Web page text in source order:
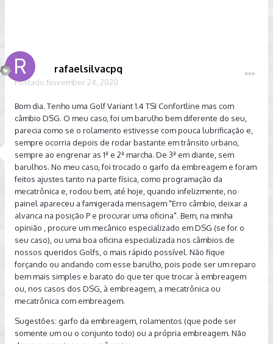
rafaelsilvacpq
Postado November 24, 2020
Bom dia. Tenho uma Golf Variant 1.4 TSI Confortline mas com
câmbio DSG. O meu caso, foi um barulho bem diferente do seu,
parecia como se o rolamento estivesse com pouca lubrificação e,
sempre ocorria depois de rodar bastante em trânsito urbano,
sempre ao engrenar as 1ª e 2ª marcha. De 3ª em diante, sem
barulhos. No meu caso, foi trocado o garfo da embreagem e foram
feitos ajustes tanto na parte física, como programação da
mecatrônica e, rodou bem, até hoje, quando infelizmente, no
painel apareceu a famigerada mensagem "Erro câmbio, deixar a
alvanca na posição P e procurar uma oficina". Bem, na minha
opinião , procure um mecânico especializado em DSG (se for o
seu caso), ou uma boa oficina especializada nos câmbios de
nossos queridos Golfs, o mais rápido possível. Não fique
forçando ou andando com esse barulho, pois pode ser um reparo
bem mais simples e barato do que ter que trocar à embreagem
ou, nos casos dos DSG, à embreagem, a mecatrônica ou
mecatrônica com embreagem.
Sugestões: garfo da embreagem, rolamentos (que pode ser
somente um ou o conjunto todo) ou a própria embreagem. Não